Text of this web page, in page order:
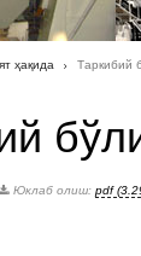
ҳақида Таркибий
Юклаб олиш: pdf